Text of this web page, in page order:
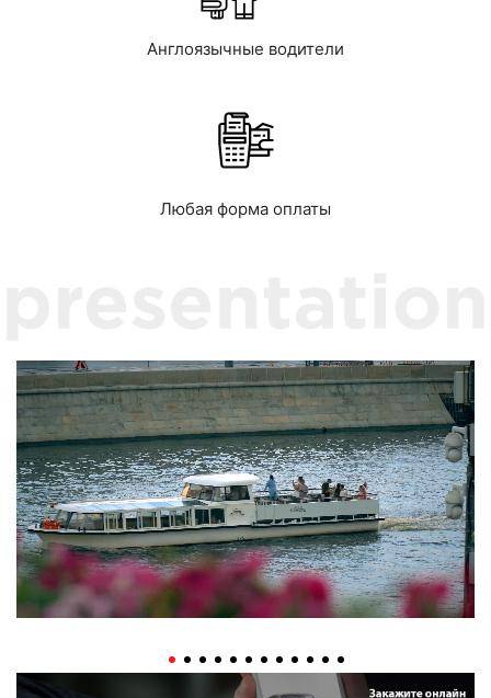
Англоязычные водители
Любая форма оплаты